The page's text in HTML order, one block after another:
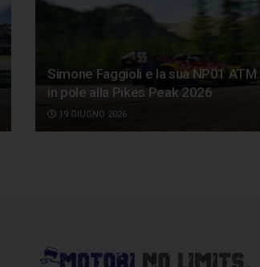
Simone Faggioli e la sua NP01 ATM
in pole alla Pikes Peak 2026
19 GIUGNO 2026